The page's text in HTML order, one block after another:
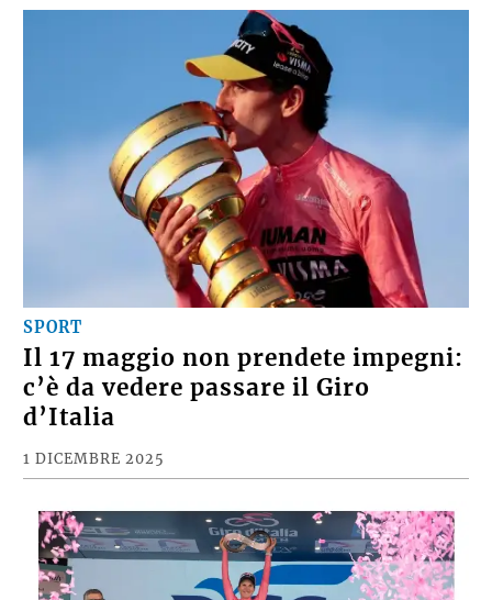
SPORT
Il 17 maggio non prendete impegni:
c’è da vedere passare il Giro
d’Italia
1 DICEMBRE 2025